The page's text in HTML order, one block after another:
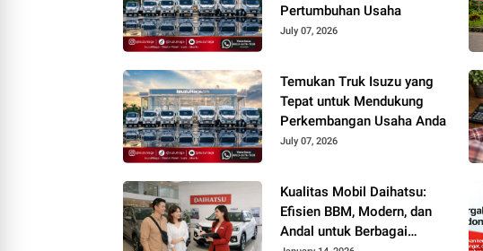
Pertumbuhan Usaha
July 07, 2026
Temukan Truk Isuzu yang
Tepat untuk Mendukung
Perkembangan Usaha Anda
July 07, 2026
Kualitas Mobil Daihatsu:
Efisien BBM, Modern, dan
Andal untuk Berbagai